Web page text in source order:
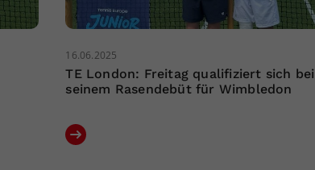
16.06.2025
TE London: Freitag qualifiziert sich bei
seinem Rasendebüt für Wimbledon